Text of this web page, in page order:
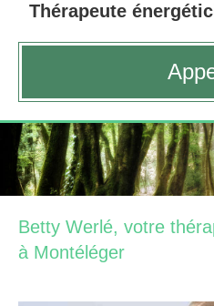
Thérapeute
Betty Werlé, votre
à Montéléger